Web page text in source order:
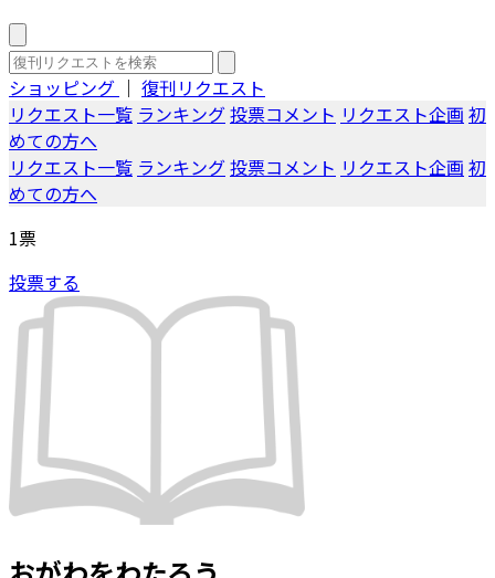
ショッピング ｜ 復刊リクエスト
リクエスト一覧 ランキング投票コメント リクエスト企画 初
めての方へ
リクエスト一覧 ランキング投票コメント リクエスト企画 初
めての方へ
1票
投票する